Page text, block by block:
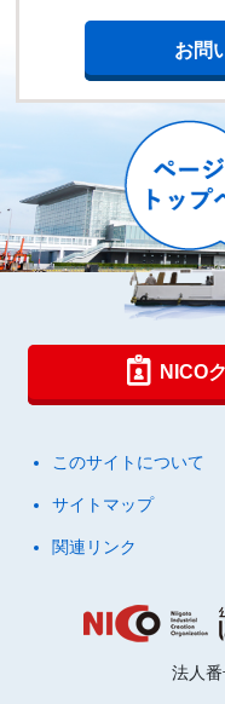
お問
NICO
このサイトについて
サイトマップ
関連リンク
法人